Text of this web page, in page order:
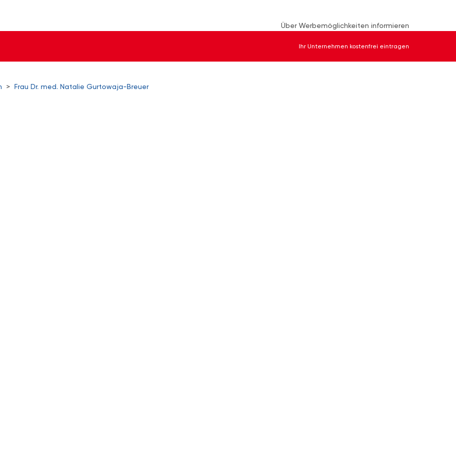
Über Werbemöglichkeiten informieren
Ihr Unternehmen kostenfrei eintragen
> Frau Dr. med. Natalie Gurtowaja-Breuer